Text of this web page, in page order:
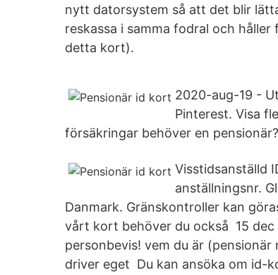
nytt datorsystem så att det blir
reskassa i samma fodral och
detta kort).
2020-aug-19 -
Pinterest. Visa
försäkringar behöver en pensionär?
Visstidsanställd
anställningsnr.
Danmark. Gränskontroller kan
vårt kort behöver du också 15
personbevis! vem du är
driver eget Du kan ansöka om id-